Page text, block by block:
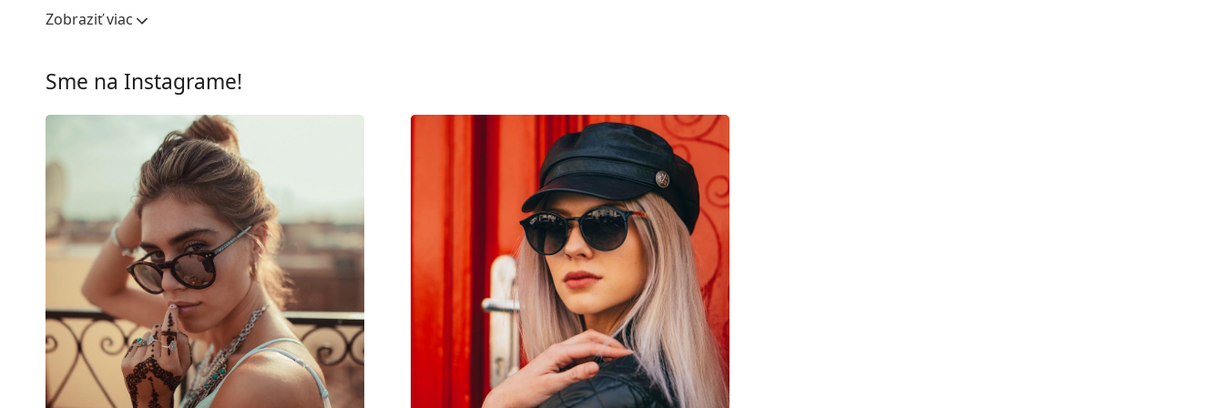
Šírka očnice:
50 mm
Rám
Materiál rámov:
Veľkosť:
M
Šírka:
135 mm
Dĺžka stranice:
140 mm
Šírka mostíka:
22 mm
Hmotnosť:
50 g
Nastaviteľné sedielka:
Áno
Príslušenstvo
Zobraziť viac
Sme na Instagrame!